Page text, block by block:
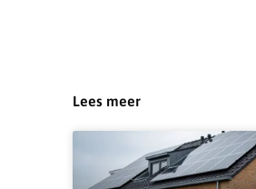
Lees meer